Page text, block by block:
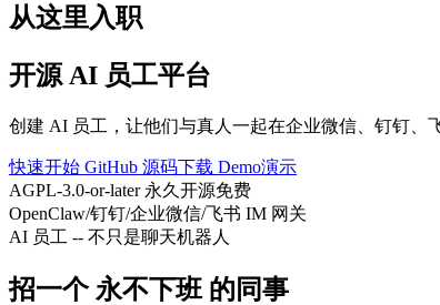
从这里入职
开源 AI 员工平台
创建 AI 员工，让他们与真人一起在企业微信、钉钉、
快速开始 GitHub 源码下载 Demo演示
AGPL-3.0-or-later 永久开源免费
OpenClaw/钉钉/企业微信/飞书 IM 网关
AI 员工 -- 不只是聊天机器人
招一个 永不下班的同事